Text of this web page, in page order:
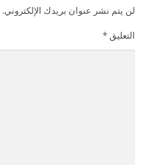
لن يتم نشر عنوان بريدك الإلكتروني.
التعليق *